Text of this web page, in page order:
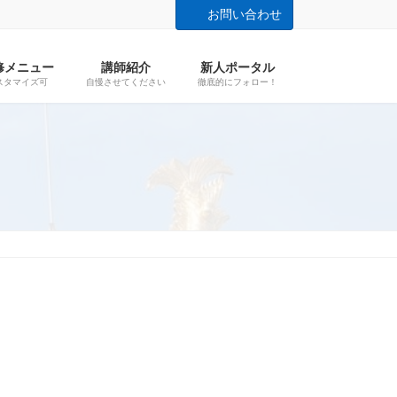
お問い合わせ
メニュー
タマイズ可
講師紹介
自慢させてください
新人ポータル
徹底的にフォロー！